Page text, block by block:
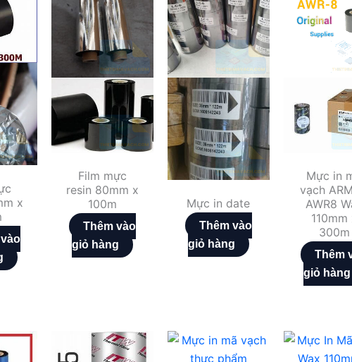
x
Film mực
resin 80mm x
100m
Thêm vào
giỏ hàng
Mực in date
Thêm vào
giỏ hàng
Mực in
vạch
AWR8
110mm
300m
Thêm
giỏ hàng